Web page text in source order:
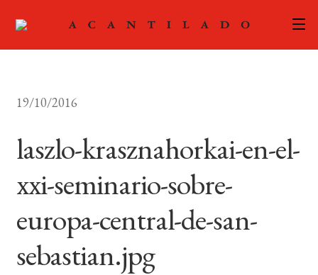
menú
ACTUALIDAD
PODCAST
LA EDITORIAL
19/10/2016
laszlo-krasznahorkai-en-el-
xxi-seminario-sobre-
europa-central-de-san-
sebastian.jpg